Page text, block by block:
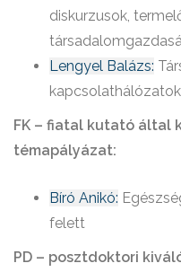
diskurzusok,
Lengyel Balázs:
FK – fiatal kutató által
témapályázat:
Bíró Anikó:
felett
PD – posztdoktori